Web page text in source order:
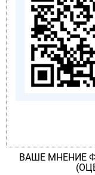
ВАШЕ МНЕНИЕ